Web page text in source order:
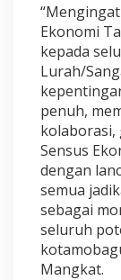
Ekonomi
kepada
Lurah/
penuh,
kolaborasi,
Sensus
dengan
semua
sebagai
seluruh
Mangkat.